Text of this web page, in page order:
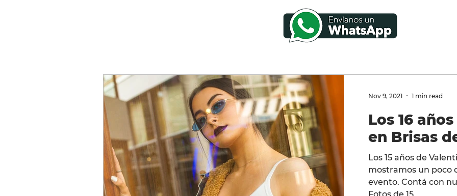
Los 16
en Brisas
Los 15 años de
mostramos un poco
evento. Contá con
Nov 9, 2021 1 min read